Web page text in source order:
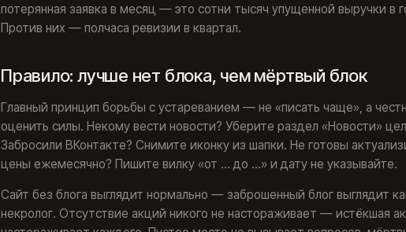
потерянная заявка в месяц — это сотни тысяч упущенной выручки в
Против них — полчаса ревизии в квартал.
Правило: лучше нет блока, чем мёртвый блок
Главный принцип борьбы с устареванием — не «писать чаще», а
оценить силы. Некому вести новости? Уберите раздел «Новости»
Забросили ВКонтакте? Снимите иконку из шапки. Не готовы
цены ежемесячно? Пишите вилку «от … до …» и дату не указывайте.
Сайт без блога выглядит нормально — заброшенный блог выглядит
некролог. Отсутствие акций никого не настораживает — истёкшая